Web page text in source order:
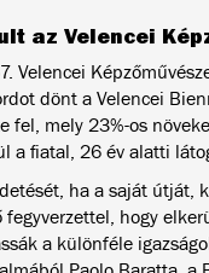
az Velencei
Velencei
dönt a Velencei
fel, mely 23%-os
a fiatal, 26 évalatti
ha a saját útját,
hogy
a különféle